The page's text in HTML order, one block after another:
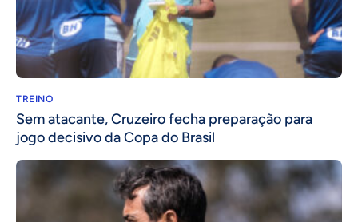
TREINO
Sem atacante, Cruzeiro fecha preparação para
jogo decisivo da Copa do Brasil